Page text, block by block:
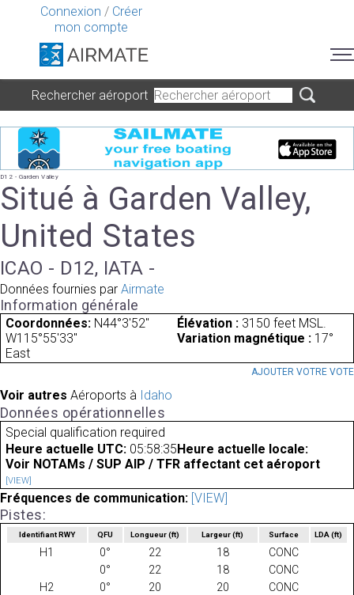
Connexion / Créer
mon compte
Rechercher aéroport
D12 - Garden Valley
Situé à Garden Valley,
United States
ICAO - D12, IATA -
Données fournies par Airmate
Information générale
Coordonnées: N44°3'52"
W115°55'33"
Élévation : 3150 feet MSL.
Variation magnétique : 17°
East
AJOUTER VOTRE VOTE
Voir autres Aéroports à Idaho
Données opérationnelles
Special qualification required
Heure actuelle UTC: 05:58:35 Heure actuelle locale:
Voir NOTAMs / SUP AIP / TFR affectant cet aéroport
[VIEW]
Fréquences de communication: [VIEW]
Pistes:
Identifiant RWY QFU Longueur(ft) Largeur(ft) Surface LDA(ft)
H1 0° 22 18
CONC
0°
22 18
CONC
H2
0° 20 20
CONC